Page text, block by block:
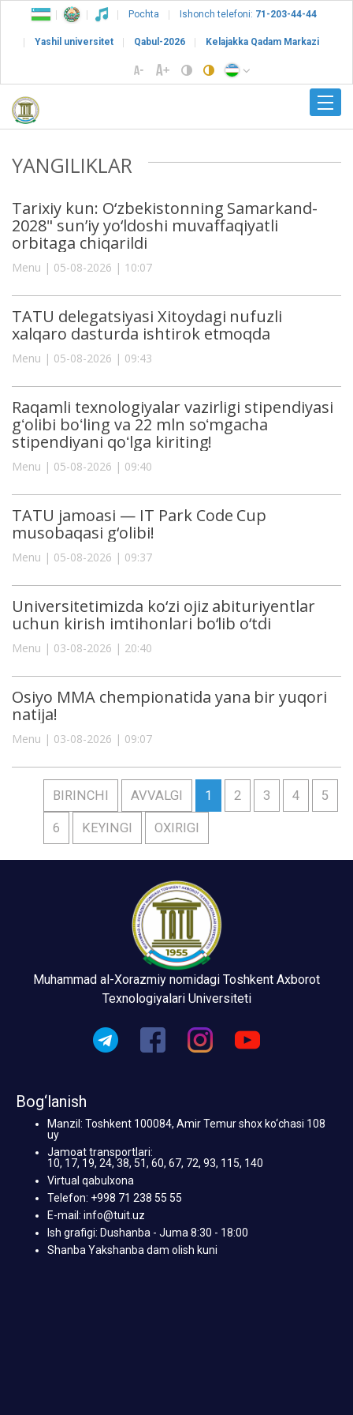
Pochta Ishonch telefoni: 71-203-44-44
Yashil universitet Qabul-2026 Kelajakka Qadam Markazi
YANGILIKLAR
Tarixiy kun: O‘zbekistonning Samarkand-
2028" sun’iy yo‘ldoshi muvaffaqiyatli
orbitaga chiqarildi
Menu | 05-08-2026 | 10:07
TATU delegatsiyasi Xitoydagi nufuzli
xalqaro dasturda ishtirok etmoqda
Menu | 05-08-2026 | 09:43
Raqamli texnologiyalar vazirligi stipendiyasi
gʻolibi boʻling va 22 mln soʻmgacha
stipendiyani qoʻlga kiriting!
Menu | 05-08-2026 | 09:40
TATU jamoasi — IT Park Code Cup
musobaqasi g‘olibi!
Menu | 05-08-2026 | 09:37
Universitetimizda ko‘zi ojiz abituriyentlar
uchun kirish imtihonlari bo‘lib o‘tdi
Menu | 03-08-2026 | 20:40
Osiyo MMA chempionatida yana bir yuqori
natija!
Menu | 03-08-2026 | 09:07
BIRINCHI AVVALGI 1 2 3 4 5
6 KEYINGI OXIRIGI
Muhammad al-Xorazmiy nomidagi Toshkent Axborot
Texnologiyalari Universiteti
Bog‘lanish
Manzil: Toshkent 100084, Amir Temur shox ko‘chasi 108
uy
Jamoat transportlari:
10, 17, 19, 24, 38, 51, 60, 67, 72, 93, 115, 140
Virtual qabulxona
Telefon: +998 71 238 55 55
E-mail: info@tuit.uz
Ish grafigi: Dushanba - Juma 8:30 - 18:00
Shanba Yakshanba dam olish kuni